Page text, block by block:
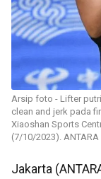
Arsip foto - Lifter
clean and jerk pada
Xiaoshan Sports
(7/10/2023).
Jakarta